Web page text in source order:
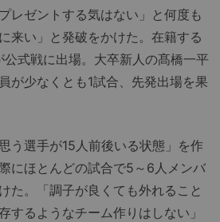
レゼントする気はない」と何度も
来い」と発破をかけた。在籍する
式戦に出場。大卒新人の髙橋一平
が少なくとも1試合、先発出場を果
う選手が15人前後いる状態」を作
にほとんどの試合で5～6人メンバ
た。「調子が良くても外れること
するようなチーム作りはしない」